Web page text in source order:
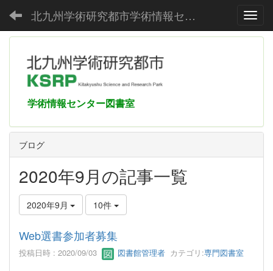
北九州学術研究都市学術情報センター
学術情報センター図書室
ブログ
2020年9月の記事一覧
2020年9月 10件
Web選書参加者募集
投稿日時 : 2020/09/03 図書館管理者 カテゴリ:専門図書室